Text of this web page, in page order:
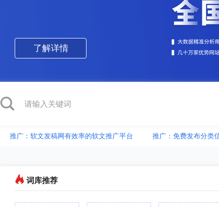
了解详情
推广：软文发稿网有效率的软文推广平台 推广：免费发布分类
词库推荐